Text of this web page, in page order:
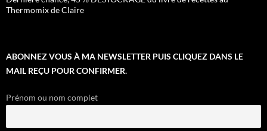
Thermomix de Claire
ABONNEZ VOUS À MA NEWSLETTER PUIS CLIQUEZ DANS LE
MAIL REÇU POUR CONFIRMER.
Prénom ou nom complet